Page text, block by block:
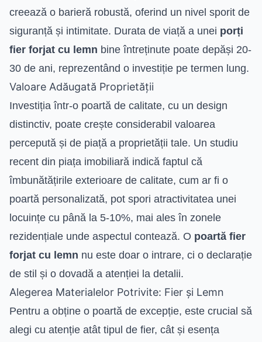
creează o barieră robustă, oferind un nivel sporit de
siguranță și intimitate. Durata de viață a unei porți
fier forjat cu lemn bine întreținute poate depăși 20-
30 de ani, reprezentând o investiție pe termen lung.
Valoare Adăugată Proprietății
Investiția într-o poartă de calitate, cu un design
distinctiv, poate crește considerabil valoarea
percepută și de piață a proprietății tale. Un studiu
recent din piața imobiliară indică faptul că
îmbunătățirile exterioare de calitate, cum ar fi o
poartă personalizată, pot spori atractivitatea unei
locuințe cu până la 5-10%, mai ales în zonele
rezidențiale unde aspectul contează. O poartă fier
forjat cu lemn nu este doar o intrare, ci o declarație
de stil și o dovadă a atenției la detalii.
Alegerea Materialelor Potrivite: Fier și Lemn
Pentru a obține o poartă de excepție, este crucial să
alegi cu atenție atât tipul de fier, cât și esența